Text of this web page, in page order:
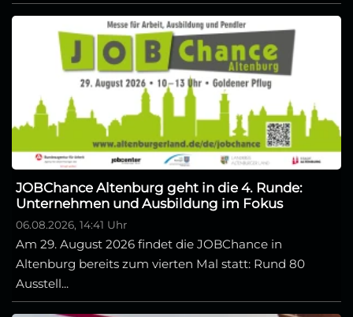
JOBChance Altenburg geht in die 4. Runde:
Unternehmen und Ausbildung im Fokus
06.08.2026, 14:41 Uhr
Am 29. August 2026 findet die JOBChance in
Altenburg bereits zum vierten Mal statt: Rund 80
Ausstell...